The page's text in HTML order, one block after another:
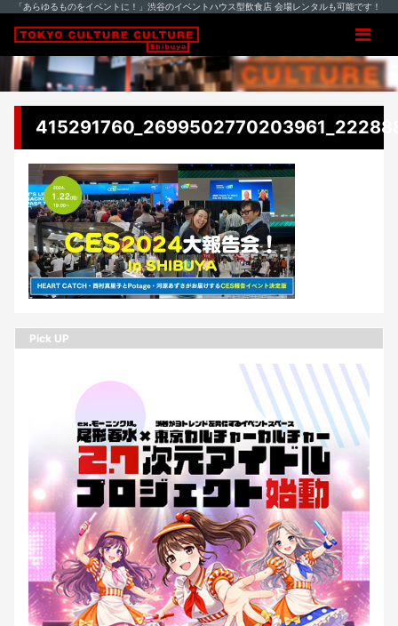
「あらゆるものをイベントに！」渋谷のイベントハウス型飲食店 会場レンタルも可能です！
Pick UP